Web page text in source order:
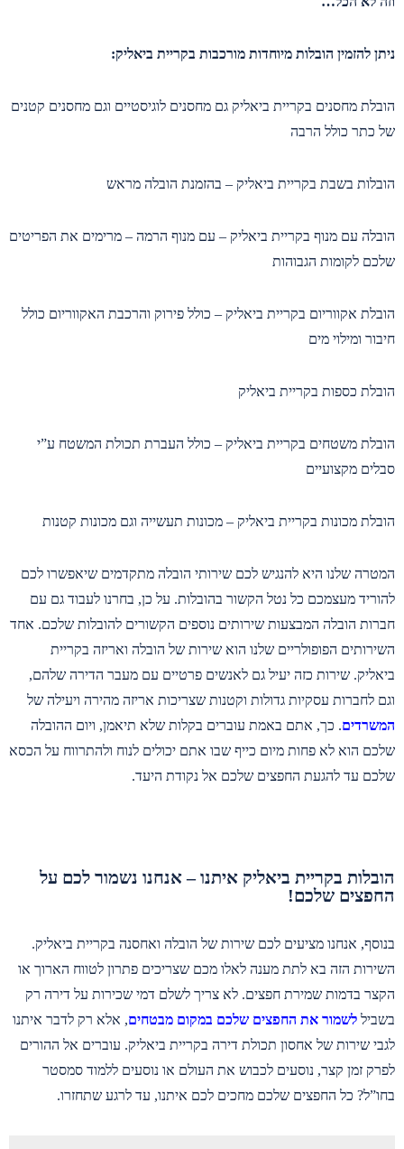
ניתן להזמין הובלות מיוחדות מורכבות בקריית ביאליק:
הובלת מחסנים בקריית ביאליק גם מחסנים לוגיסטיים וגם מחסנים קטנים
של כתר כולל הרבה
הובלות בשבת בקריית ביאליק – בהזמנת הובלה מראש
הובלה עם מנוף בקריית ביאליק – עם מנוף הרמה – מרימים את הפריטים
שלכם לקומות הגבוהות
הובלת אקווריום בקריית ביאליק – כולל פירוק והרכבת האקווריום כולל
חיבור ומילוי מים
הובלת כספות בקריית ביאליק
הובלת משטחים בקריית ביאליק – כולל העברת תכולת המשטח ע”י
סבלים מקצועיים
הובלת מכונות בקריית ביאליק – מכונות תעשייה וגם מכונות קטנות
המטרה שלנו היא להנגיש לכם שירותי הובלה מתקדמים שיאפשרו לכם
להוריד מעצמכם כל נטל הקשור בהובלות. על כן, בחרנו לעבוד גם עם
חברות הובלה המבצעות שירותים נוספים הקשורים להובלות שלכם. אחד
השירותים הפופולריים שלנו הוא שירות של הובלה ואריזה בקריית
ביאליק. שירות כזה יעיל גם לאנשים פרטיים עם מעבר הדירה שלהם,
וגם לחברות עסקיות גדולות וקטנות שצריכות אריזה מהירה ויעילה של
המשרדים. כך, אתם באמת עוברים בקלות שלא תיאמן, ויום ההובלה
שלכם הוא לא פחות מיום כייף שבו אתם יכולים לנוח ולהתרווח על הכסא
שלכם עד להגעת החפצים שלכם אל נקודת היעד.
הובלות בקריית ביאליק איתנו – אנחנו נשמור לכם על
החפצים שלכם!
בנוסף, אנחנו מציעים לכם שירות של הובלה ואחסנה בקריית ביאליק.
השירות הזה בא לתת מענה לאלו מכם שצריכים פתרון לטווח הארוך או
הקצר בדמות שמירת חפצים. לא צריך לשלם דמי שכירות על דירה רק
בשביל לשמור את החפצים שלכם במקום מבטחים, אלא רק לדבר איתנו
לגבי שירות של אחסון תכולת דירה בקריית ביאליק. עוברים אל ההורים
לפרק זמן קצר, נוסעים לכבוש את העולם או נוסעים ללמוד סמסטר
בחו”ל? כל החפצים שלכם מחכים לכם איתנו, עד לרגע שתחזרו.